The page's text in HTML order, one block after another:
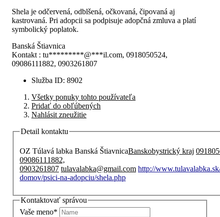
Shela je odčervená, odblšená, očkovaná, čipovaná aj
kastrovaná. Pri adopcii sa podpisuje adopčná zmluva a platí
symbolický poplatok.
Banská Štiavnica
Kontakt : tu*********@***il.com, 0918050524,
09086111882, 0903261807
Služba ID: 8902
Všetky ponuky tohto používateľa
Pridať do obľúbených
Nahlásit zneužitie
Detail kontaktu
OZ Túlavá labka Banská ŠtiavnicaBanskobystrický kraj
09086111882,
0903261807 tulavalabka@gmail.com http://
domov/psici-na-adopciu/shela.php
Kontaktovať správou
Vaše meno*